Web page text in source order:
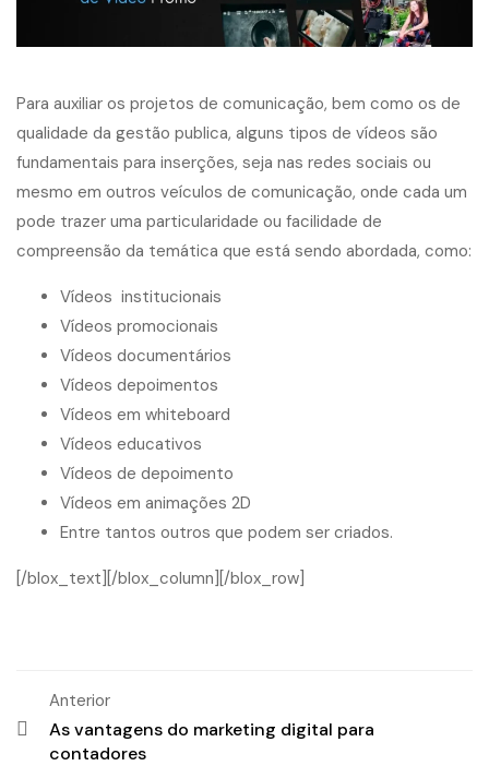
Para auxiliar os projetos de comunicação, bem como os de
qualidade da gestão publica, alguns tipos de vídeos são
fundamentais para inserções, seja nas redes sociais ou
mesmo em outros veículos de comunicação, onde cada um
pode trazer uma particularidade ou facilidade de
compreensão da temática que está sendo abordada, como:
Vídeos institucionais
Vídeos promocionais
Vídeos documentários
Vídeos depoimentos
Vídeos em whiteboard
Vídeos educativos
Vídeos de depoimento
Vídeos em animações 2D
Entre tantos outros que podem ser criados.
[/blox_text][/blox_column][/blox_row]
Anterior
As vantagens do marketing digital para
contadores